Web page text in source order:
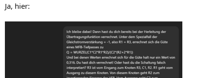
Ja, hier: